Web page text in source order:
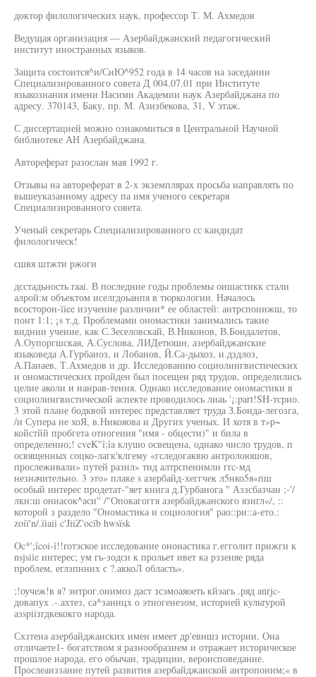
доктор филологических наук, профессор Т. М. Ахмедов
Ведущая организация — Азербайджанский педагогический
институт иностранных языков.
Защита состоится^и/СнЮ^952 года в 14 часов на заседании
Специализированного совета Д 004.07.01 при Институте
языкознания имени Насими Академии наук Азербайджана по
адресу. 370143, Баку, пр. М. Азизбекова, 31, V этаж.
С диссертацией можно ознакомиться в Центральной Научной
библиотеке АН Азербайджана.
Автореферат разослан мая 1992 г.
Отзывы на автореферат в 2-х экземплярах просьба направлять по
вышеуказанному адресу па имя ученого секретаря
Специализированного совета.
Ученый секретарь Специализированного сс кандидат
филологическ!
сшвя штжти ржоги
дсстадьность raai. В последние годы проблемы оишастикк стали
алрой:м объектом иселгдоьанпя в тюркологии. Началось
всосторон-ïiee изучение различии* ее областей: антрспонижш, то
понт 1:1; ¡s т.д. Проблемами ономастики занимались такие
виднии учение, как С.Зеселовскай, В.Никонов, В.Бондалетов,
А.Оупоргшская, А.Суслова, ЛИДетюшн, азербайджанские
языковеда А.Гурбаиоз, и Лобанов, Й.Са-дыхоз, и.дздлоз,
А.Паиаев, Т.Ахмедов и др. Исследованию социолингвистических
и ономастических пройден был посещен ряд трудов, определились
целие аколи и нанрав-теиня. Однако исследование ономастики в
социолингвистической аспекте проводилось лиаь '¡:part!SH-тсрио.
3 этой плане бодквой интерес представляет труда З.Бонда-легозга,
/и Супера не хоЯ, в.Никояова и Других ученых. И хотя в т»р~
койстйй пробгета отногеиия "имя - обцести)" и била в
определенно;! cveK"î;îa клушо освещена, однако число трудов, п
освященных соцко-лагк'клгему «гследогаквю антролоюшов,
прослеживали» путей разил» тид алтрспенимлн гrc-мд
незначительно. 3 это» плаке s азербайд-хеггчек л5нко5я«пш
особый интерес продетат-"яет книга д.Гурбаиога " Аззсбазчан ;-'/
лкн:ш ониасок^аси'' /"Опокагоггя азербайджанского язигл«/, ::
которой з раздело "Ономастика и социология" рао::ри::а-ето.:
zoiï'n/.ïiaii c'JiiZ'ocïb hwsïsk
Oc*';îcoi-î!!rотэское исследование оноиастика г.егголит прижги к
nsjsiie интерес; ум гь-зодси к прольет ивет ка рззеняе ряда
проблем, еглзпнних с ?.аккоЛ область».
;!оучеж!в я? энтрог.онимоз даст зсэмоаяоеть кйэагь .ряд anrjc-
довапух .-.ахтез, са^заннцх о этногенезом, историей культурой
азspiiзгдкекокго народа.
Схзтеиа азербайджанских имен имеет др'евншз истории. Она
отличаете1- богатством я разнообразием и отражает историческое
прошлое народа, его обычаи, традиции, вероисповедание.
Прослеаиззание путей развития азербайджанской антропоним;« в